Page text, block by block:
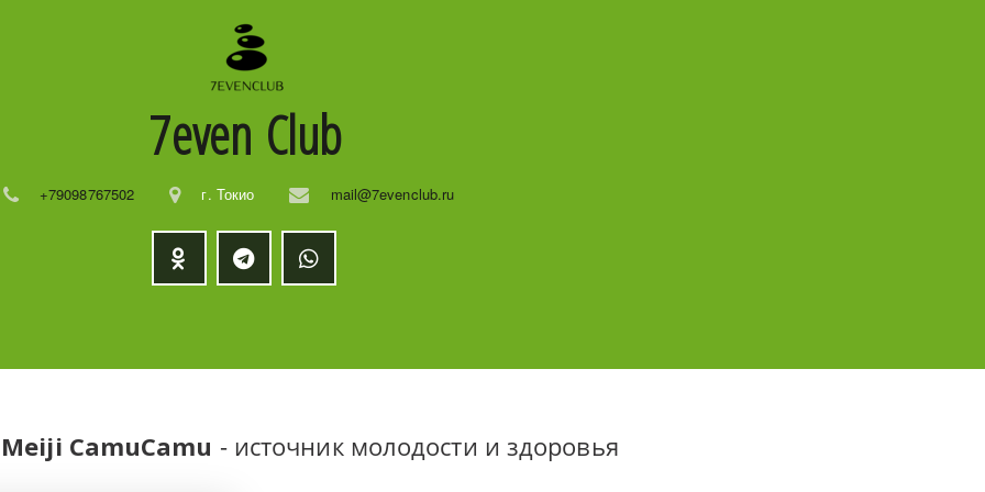
7even Club
+79098767502 г. Токио mail@7evenclub.ru
CamuCamu - источник молодости и здоровья